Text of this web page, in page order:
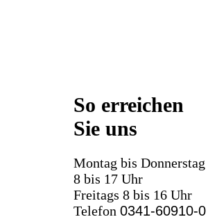
So erreichen
Sie uns
Montag bis Donnerstag
8 bis 17 Uhr
Freitags 8 bis 16 Uhr
Telefon 0341-60910-0